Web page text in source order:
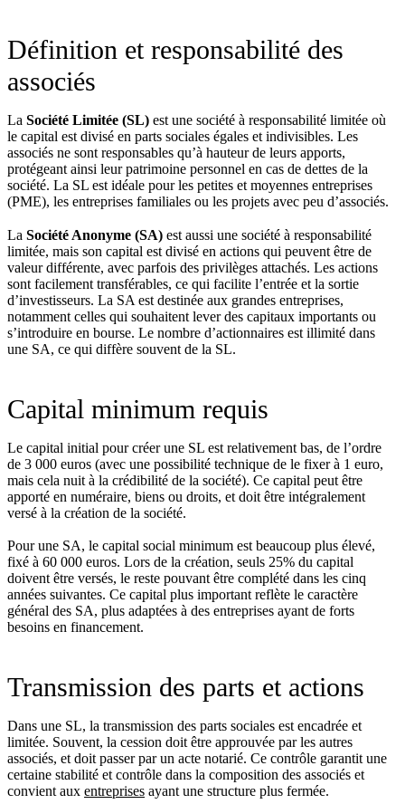
Définition et responsabilité des
associés
La Société Limitée (SL) est une société à responsabilité limitée où
le capital est divisé en parts sociales égales et indivisibles. Les
associés ne sont responsables qu’à hauteur de leurs apports,
protégeant ainsi leur patrimoine personnel en cas de dettes de la
société. La SL est idéale pour les petites et moyennes entreprises
(PME), les entreprises familiales ou les projets avec peu d’associés.
La Société Anonyme (SA) est aussi une société à responsabilité
limitée, mais son capital est divisé en actions qui peuvent être de
valeur différente, avec parfois des privilèges attachés. Les actions
sont facilement transférables, ce qui facilite l’entrée et la sortie
d’investisseurs. La SA est destinée aux grandes entreprises,
notamment celles qui souhaitent lever des capitaux importants ou
s’introduire en bourse. Le nombre d’actionnaires est illimité dans
une SA, ce qui diffère souvent de la SL.
Capital minimum requis
Le capital initial pour créer une SL est relativement bas, de l’ordre
de 3 000 euros (avec une possibilité technique de le fixer à 1 euro,
mais cela nuit à la crédibilité de la société). Ce capital peut être
apporté en numéraire, biens ou droits, et doit être intégralement
versé à la création de la société.
Pour une SA, le capital social minimum est beaucoup plus élevé,
fixé à 60 000 euros. Lors de la création, seuls 25% du capital
doivent être versés, le reste pouvant être complété dans les cinq
années suivantes. Ce capital plus important reflète le caractère
général des SA, plus adaptées à des entreprises ayant de forts
besoins en financement.
Transmission des parts et actions
Dans une SL, la transmission des parts sociales est encadrée et
limitée. Souvent, la cession doit être approuvée par les autres
associés, et doit passer par un acte notarié. Ce contrôle garantit une
certaine stabilité et contrôle dans la composition des associés et
convient aux entreprises ayant une structure plus fermée.